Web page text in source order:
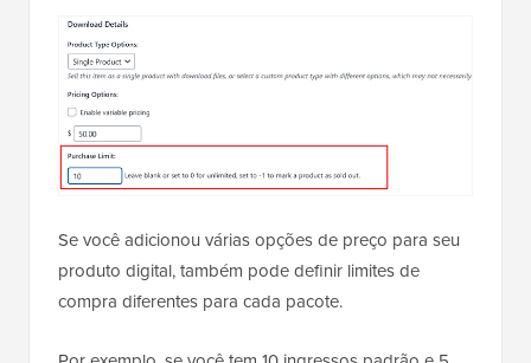
Se você adicionou várias opções de preço para seu
produto digital, também pode definir limites de
compra diferentes para cada pacote.